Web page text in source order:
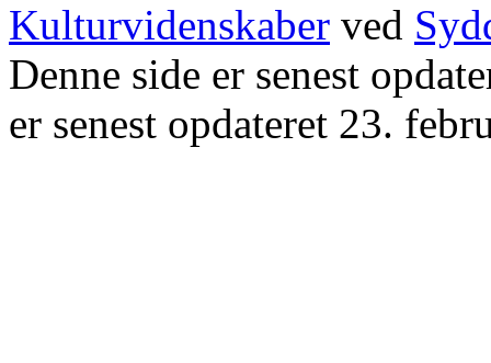
Kulturvidenskaber ved
Denne side er senest
er senest opdateret 23.